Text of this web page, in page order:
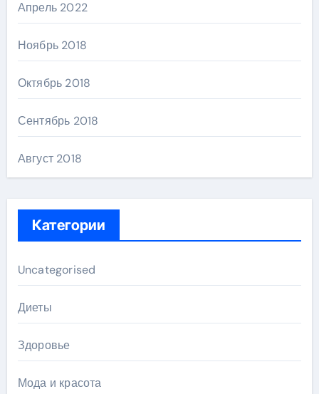
Апрель 2022
Ноябрь 2018
Октябрь 2018
Сентябрь 2018
Август 2018
Категории
Uncategorised
Диеты
Здоровье
Мода и красота